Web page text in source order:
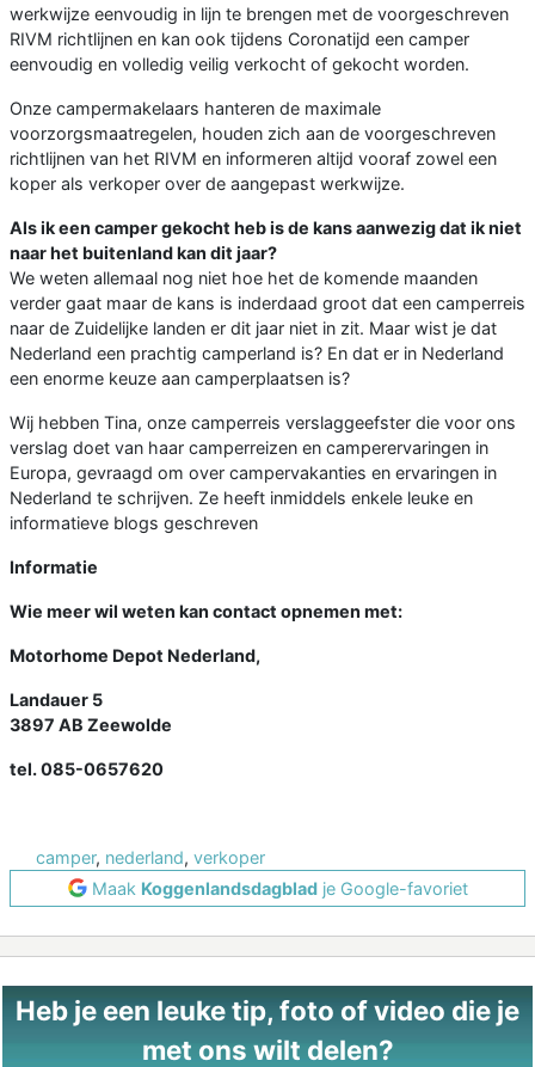
werkwijze eenvoudig in lijn te brengen met de voorgeschreven
RIVM richtlijnen en kan ook tijdens Coronatijd een camper
eenvoudig en volledig veilig verkocht of gekocht worden.
Onze campermakelaars hanteren de maximale
voorzorgsmaatregelen, houden zich aan de voorgeschreven
richtlijnen van het RIVM en informeren altijd vooraf zowel een
koper als verkoper over de aangepast werkwijze.
Als ik een camper gekocht heb is de kans aanwezig dat ik niet
naar het buitenland kan dit jaar?
We weten allemaal nog niet hoe het de komende maanden
verder gaat maar de kans is inderdaad groot dat een camperreis
naar de Zuidelijke landen er dit jaar niet in zit. Maar wist je dat
Nederland een prachtig camperland is? En dat er in Nederland
een enorme keuze aan camperplaatsen is?
Wij hebben Tina, onze camperreis verslaggeefster die voor ons
verslag doet van haar camperreizen en camperervaringen in
Europa, gevraagd om over campervakanties en ervaringen in
Nederland te schrijven. Ze heeft inmiddels enkele leuke en
informatieve blogs geschreven
Informatie
Wie meer wil weten kan contact opnemen met:
Motorhome Depot Nederland,
Landauer 5
3897 AB Zeewolde
tel. 085-0657620
camper, nederland, verkoper
Maak Koggenlandsdagbladje Google-favoriet
Heb je een leuke tip, foto of video die je
met ons wilt delen?